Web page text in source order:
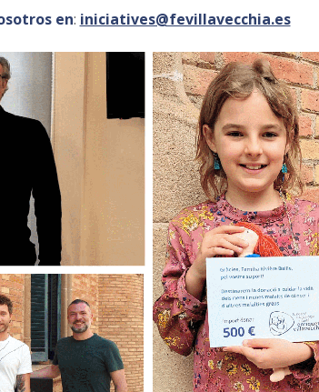
en: iniciatives@fevillavecchia.es